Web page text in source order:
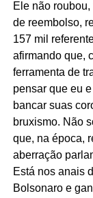
Ele não
de reembolso,
157 mil
afirmando que,
ferramenta de
pensar que eu
bancar suas
bruxismo. Não
que, na época,
aberração
Está nos anais
Bolsonaro e